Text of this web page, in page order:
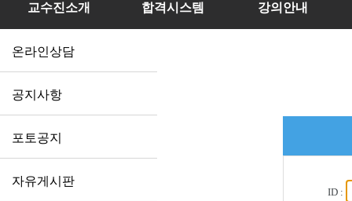
교수진소개 합격시스템 강의안내
온라인상담
공지사항
포토공지
자유게시판
ID :